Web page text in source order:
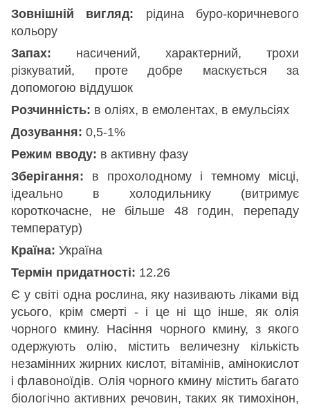
Зовнішній вигляд: рідина буро-коричневого
кольору
Запах: насичений, характерний, трохи
різкуватий, проте добре маскується за
допомогою віддушок
Розчинність: в оліях, в емолентах, в емульсіях
Дозування: 0,5-1%
Режим вводу: в активну фазу
Зберігання: в прохолодному і темному місці,
ідеально в холодильнику (витримує
короткочасне, не більше 48 годин, перепаду
температур)
Країна: Україна
Термін придатності: 12.26
Є у світі одна рослина, яку називають ліками від
усього, крім смерті - і це ні що інше, як олія
чорного кмину. Насіння чорного кмину, з якого
одержують олію, містить величезну кількість
незамінних жирних кислот, вітамінів, амінокислот
і флавоноїдів. Олія чорного кмину містить багато
біологічно активних речовин, таких як тимохінон,